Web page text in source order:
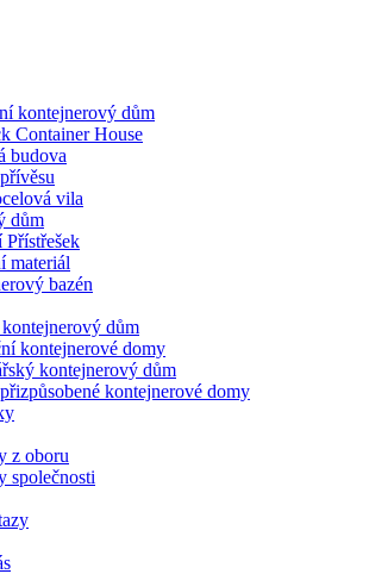
kontejnerový dům
Container House
budova
vila
dům
Přístřešek
materiál
bazén
dům
kontejnerové domy
kontejnerový dům
kontejnerové domy
z oboru
společnosti